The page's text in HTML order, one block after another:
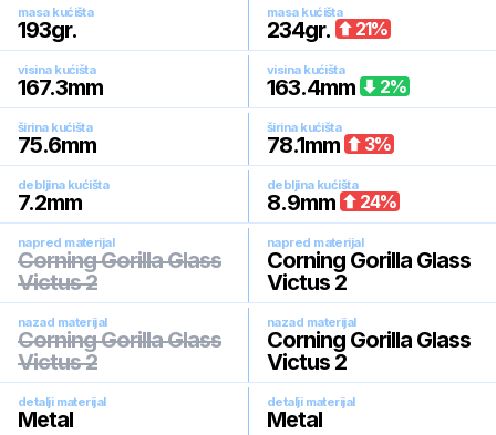
masa kućišta
193gr.
masa kućišta
234gr. 21%
visina kućišta
167.3mm
visina kućišta
163.4mm 2%
širina kućišta
75.6mm
širina kućišta
78.1mm 3%
debljina kućišta
7.2mm
debljina kućišta
8.9mm 24%
napred materijal
Corning Gorilla Glass
Victus 2
napred materijal
Corning Gorilla Glass
Victus 2
nazad materijal
Corning Gorilla Glass
Victus 2
nazad materijal
Corning Gorilla Glass
Victus 2
detalji materijal
Metal
detalji materijal
Metal